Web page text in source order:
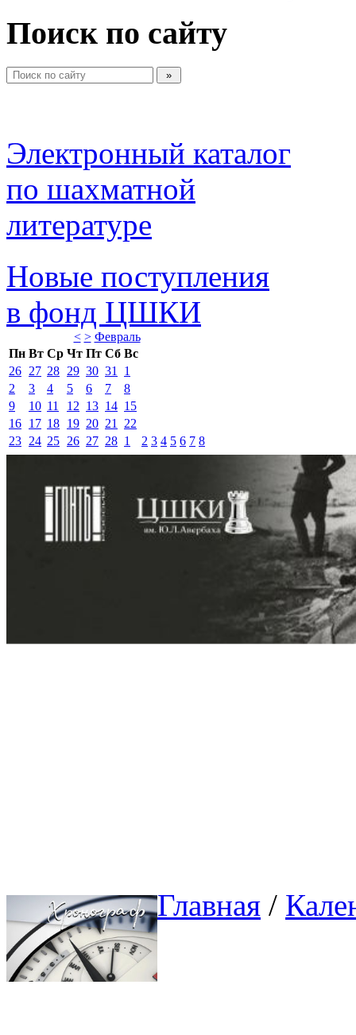
Поиск по сайту
Электронный каталог
по шахматной
литературе
Новые поступления
в фонд ЦШКИ
< > Февраль
Пн Вт Ср Чт Пт Сб Вс
26 27 28 29 30 31
1
2
3 4 5 6 7
8
9
10 11 12 13 14 15
16 17 18 19 20 21
22
23 24 25 26 27 28 1 2 3 4 5 6 7 8
Главная /